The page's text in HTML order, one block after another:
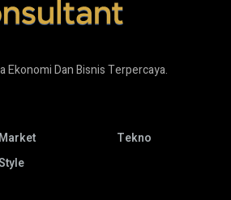
Ekonomi Dan Bisnis Terpercaya.
Market
Tekno